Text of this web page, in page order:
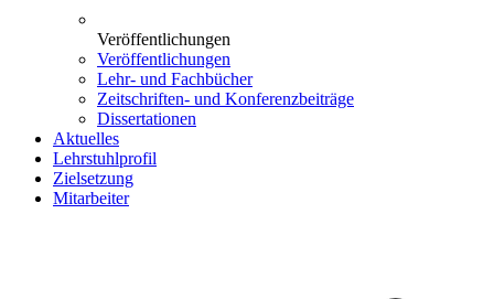
Veröffentlichungen
Veröffentlichungen
Lehr- und Fachbücher
Zeitschriften- und Konferenzbeiträge
Dissertationen
Aktuelles
Lehrstuhlprofil
Zielsetzung
Mitarbeiter